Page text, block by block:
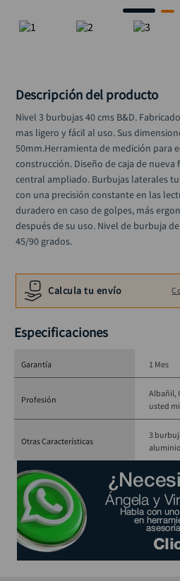
Descripción del producto
Nivel 3 burbujas 40 cms B&D.
mas ligero y fácil al uso. Sus
50mm.Herramienta de medición para
construcción. Diseño de caja de
central ampliado. Burbujas laterales
con una precisión constante en las
duradero en caso de golpes, más
después de su uso. Nivel de burbuja
45/90 grados.
Calcula tu envío
Especificaciones
Garantía 1 Mes
Profesión
Albañil
usted
Otras Características
3